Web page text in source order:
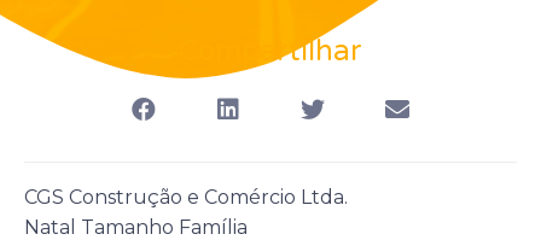
Compartilhar
CGS Construção e Comércio Ltda.
Natal Tamanho Família